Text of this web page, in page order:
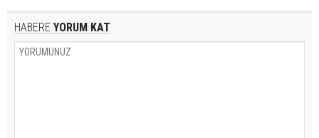
HABERE YORUM KAT